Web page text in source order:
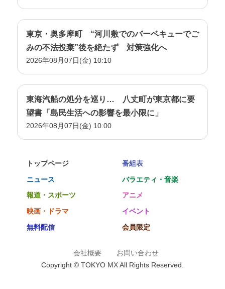
東京・奥多摩町 “河川敷でのバーベキューでご
みの不法投棄”後を絶たず 対策強化へ
2026年08月07日(金) 10:10
東海汽船の処分を巡り… 八丈町が東京都に要
望書「島民生活への影響を最小限に」
2026年08月07日(金) 10:00
トップページ
番組表
ニュース
バラエティ・音楽
報道・スポーツ
アニメ
映画・ドラマ
イベント
無料配信
会員限定
会社概要
お問い合わせ
Copyright © TOKYO MX All Rights Reserved.